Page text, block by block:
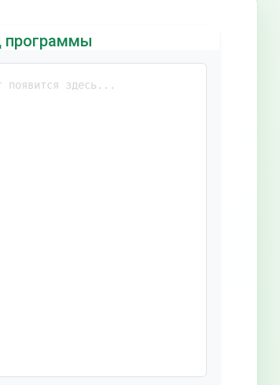
программы
появится здесь...